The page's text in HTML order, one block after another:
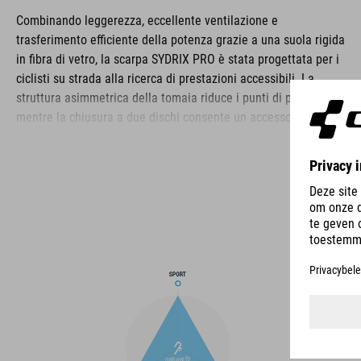
Combinando leggerezza, eccellente ventilazione e
trasferimento efficiente della potenza grazie a una suola rigida
in fibra di vetro, la scarpa SYDRIX PRO è stata progettata per i
ciclisti su strada alla ricerca di prestazioni accessibili. La
struttura asimmetrica della tomaia riduce i punti di pressione,
mentre la chiusura a due dischi consente un accesso rapido e
una calzata sicura. La soletta NF Ergonomics offre la migliore
perforato e dalle fessure di ventilazione nella suola. Anche la
punta e il tacco sono rinforzati per proteggere e bloccare
meglio il piede. Infine, un tacchetto sostituibile migliora la